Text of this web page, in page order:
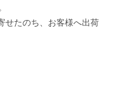
せたのち、お客様へ出荷